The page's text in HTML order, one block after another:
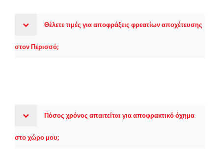
Θέλετε τιμές για αποφράξεις φρεατίων αποχέτευσης
στον Περισσό;
Πόσος χρόνος απαιτείται για αποφρακτικό όχημα
στο χώρο μου;